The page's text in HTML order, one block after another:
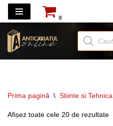
la
conținut
0
Prima pagină \ Stiinte si Tehnica
Afișez toate cele 20 de rezultate